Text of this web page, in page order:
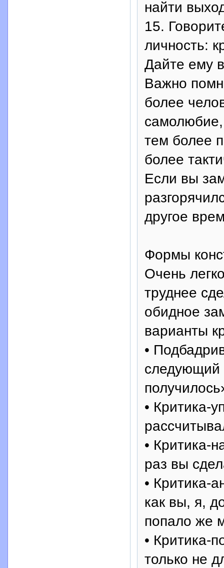
найти
15.
личность:
Дайте ему
Важно
более
самолюбие,
тем более
более
Если вы
другое
Формы
Очень
труднее
обидное
варианты
•
следующий
• Критика-
• Критика-
раз вы
• Критика-
как вы, я,
попало же
• Критика-
только не